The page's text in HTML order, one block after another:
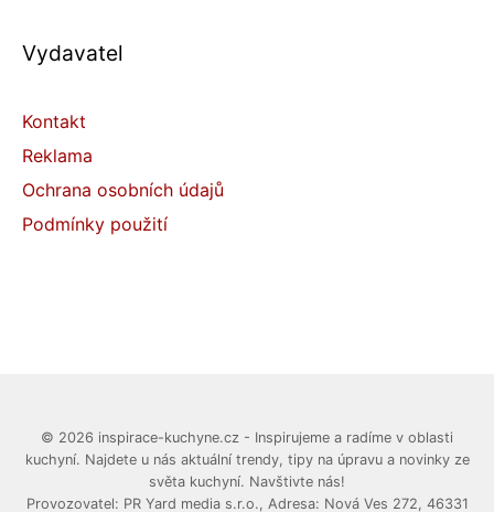
Vydavatel
Kontakt
Reklama
Ochrana osobních údajů
Podmínky použití
© 2026 inspirace-kuchyne.cz - Inspirujeme a radíme v oblasti
kuchyní. Najdete u nás aktuální trendy, tipy na úpravu a novinky ze
světa kuchyní. Navštivte nás!
Provozovatel: PR Yard media s.r.o., Adresa: Nová Ves 272, 46331